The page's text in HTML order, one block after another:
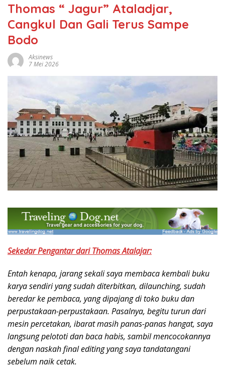
Thomas “ Jagur” Ataladjar,
Cangkul Dan Gali Terus Sampe
Bodo
Aksinews
7 Mei 2026
Sekedar Pengantar dari Thomas Atalajar:
Entah kenapa, jarang sekali saya membaca kembali buku
karya sendiri yang sudah diterbitkan, dilaunching, sudah
beredar ke pembaca, yang dipajang di toko buku dan
perpustakaan-perpustakaan. Pasalnya, begitu turun dari
mesin percetakan, ibarat masih panas-panas hangat, saya
langsung pelototi dan baca habis, sambil mencocokannya
dengan naskah final editing yang saya tandatangani
sebelum naik cetak.